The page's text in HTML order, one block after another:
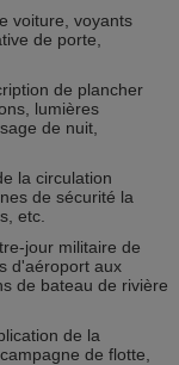
voiture, voyants
de porte,
de plancher
lumières
de nuit,
la circulation
de sécurité la
etc.
jour militaire de
d'aéroport aux
de bateau de rivière
de la
de flotte,